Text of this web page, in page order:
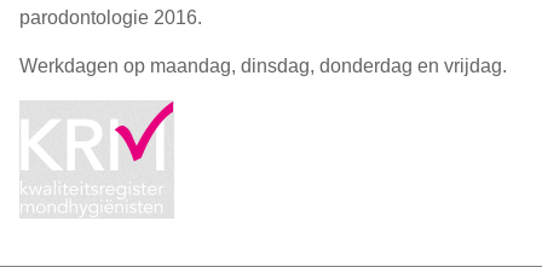
parodontologie 2016.
Werkdagen op maandag, dinsdag, donderdag en vrijdag.